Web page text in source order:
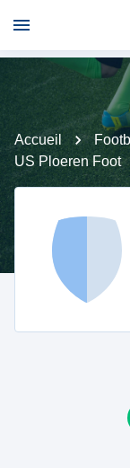
Accueil
US Ploeren Foot